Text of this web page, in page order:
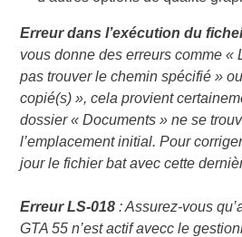
Erreur dans l’exécution du
vous donne des erreurs comme «
pas trouver le chemin spécifié »
copié(s) », cela provient
dossier « Documents » ne se
l’emplacement initial. Pour
jour le fichier bat avec cette
Erreur LS-018: Assurez-vous
GTA 55 n’est actif avecc le